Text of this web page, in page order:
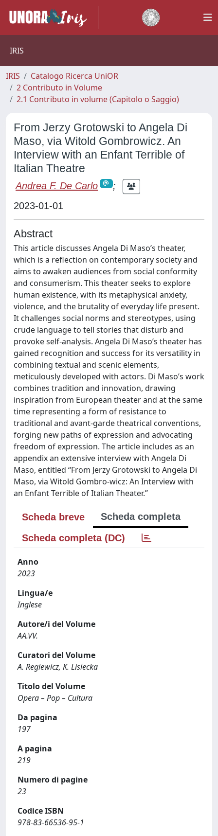
IRIS
IRIS
Catalogo Ricerca UniOR
2 Contributo in Volume
2.1 Contributo in volume (Capitolo o Saggio)
From Jerzy Grotowski to Angela Di
Maso, via Witold Gombrowicz. An
Interview with an Enfant Terrible of
Italian Theatre
Andrea F. De Carlo
;
2023-01-01
Abstract
This article discusses Angela Di Maso’s theater,
which is a reflection on contemporary society and
aims to awaken audiences from social conformity
and consumerism. This theater seeks to explore
human existence, with its metaphysical anxiety,
violence, and the brutality of everyday life present.
It challenges social norms and stereotypes, using
crude language to tell stories that disturb and
provoke self-analysis. Angela Di Maso’s theater has
gained recognition and success for its versatility in
combining textual and scenic elements,
meticulously developed with actors. Di Maso’s work
combines tradition and innovation, drawing
inspiration from European theater and at the same
time representing a form of resistance to
traditional and avant-garde theatrical conventions,
forging new paths of expression and advocating
freedom of expression. The article includes as an
appendix an extensive interview with Angela Di
Maso, entitled “From Jerzy Grotowski to Angela Di
Maso, via Witold Gombro-wicz: An Interview with
an Enfant Terrible of Italian Theater.”
Scheda breve
Scheda completa
Scheda completa (DC)
Anno
2023
Lingua/e
Inglese
Autore/i del Volume
AA.VV.
Curatori del Volume
A. Regiewicz, K. Lisiecka
Titolo del Volume
Opera – Pop – Cultura
Da pagina
197
A pagina
219
Numero di pagine
23
Codice ISBN
978-83-66536-95-1